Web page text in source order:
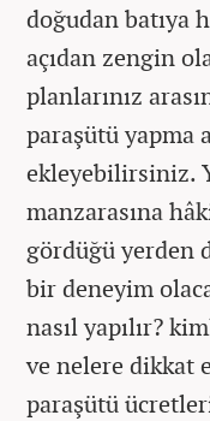
doğudan batıya
açıdan zengin
planlarınız
paraşütü yapma
ekleyebilirsiniz.
manzarasına
gördüğü yerden
bir deneyim
nasıl yapılır?
ve nelere dikkat
paraşütü